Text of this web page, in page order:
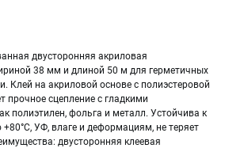
двусторонняя акриловая
38 мм и длиной 50 м для герметичных
Клей на акриловой основе с полиэстеровой
прочное сцепление с гладкими
полиэтилен, фольга и металл. Устойчива к
+80°C, УФ, влаге и деформациям, не теряет
двусторонняя клеевая